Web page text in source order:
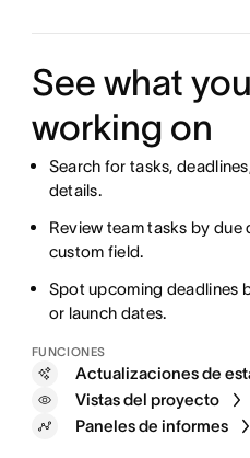
See what
working on
Search for tasks,
details.
Review team tasks by
custom field.
Spot upcoming deadlines
or launch dates.
FUNCIONES
Actualizaciones de
Vistas del proyecto
Paneles de informes